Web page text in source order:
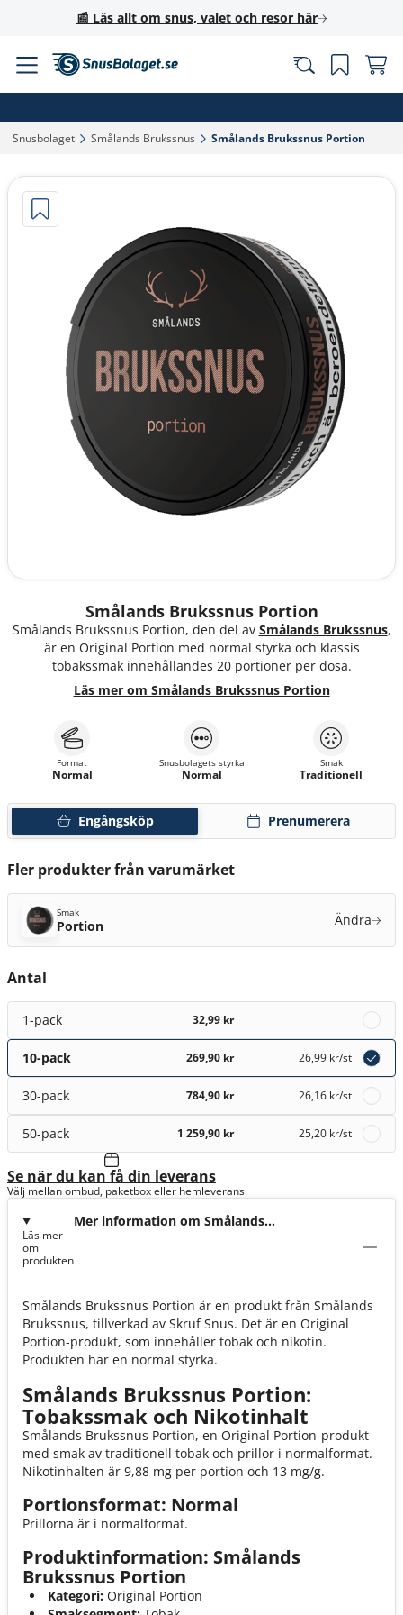
📰 Läs allt om snus, valet och resor här
Snusbolaget‎ Smålands Brukssnus‎ Smålands Brukssnus Portion‎
Smålands Brukssnus Portion
Smålands Brukssnus Portion, den del av Smålands Brukssnus,
är en Original Portion med normal styrka och klassis
tobakssmak innehållandes 20 portioner per dosa.
Läs mer om Smålands Brukssnus Portion
Engångsköp Prenumerera
Format
Normal
Snusbolagets styrka
Normal
Smak
Traditionell
Fler produkter från varumärket
Smak
Portion Ändra
Antal
1-pack 32,99 kr
10-pack 269,90 kr 26,99 kr/st
30-pack 784,90 kr 26,16 kr/st
50-pack 1 259,90 kr 25,20 kr/st
Se när du kan få din leverans
Välj mellan ombud, paketbox eller hemleverans
Mer information om Smålands
Läs mer
om
produkten
Smålands Brukssnus Portion är en produkt från Smålands
Brukssnus, tillverkad av Skruf Snus. Det är en Original
Portion-produkt, som innehåller tobak och nikotin.
Produkten har en normal styrka.
Smålands Brukssnus Portion:
Tobakssmak och Nikotinhalt
Smålands Brukssnus Portion, en Original Portion-produkt
med smak av traditionell tobak och prillor i normalformat.
Nikotinhalten är 9,88 mg per portion och 13 mg/g.
Portionsformat: Normal
Prillorna är i normalformat.
Produktinformation: Smålands
Brukssnus Portion
Kategori: Original Portion